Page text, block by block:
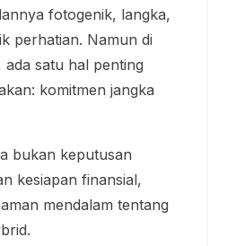
fotogenik, langka,
perhatian. Namun di
satu hal penting
komitmen jangka
bukan keputusan
kesiapan finansial,
mendalam tentang